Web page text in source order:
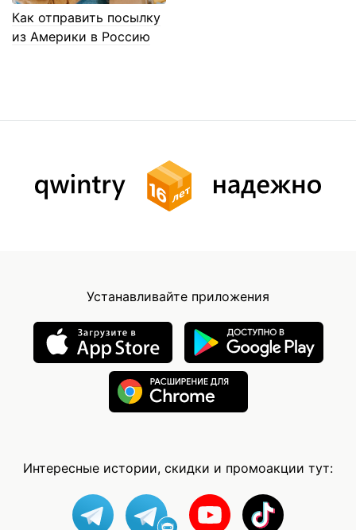
Как отправить посылку
из Америки в Россию
Устанавливайте приложения
Интересные истории, скидки и промоакции тут: